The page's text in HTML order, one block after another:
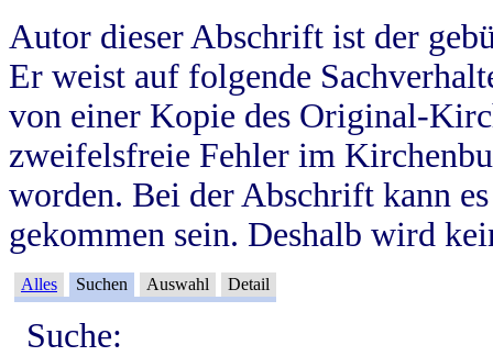
Autor dieser Abschrift ist der
Er weist auf folgende
von einer Kopie des Original-
zweifelsfreie Fehler im
worden. Bei der Abschrift kann
gekommen sein. Deshalb wird
Alles Suchen Auswahl Detail
Suche: